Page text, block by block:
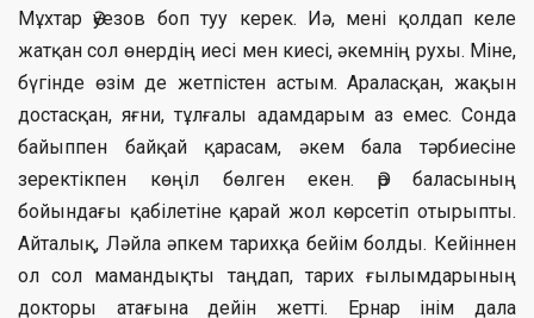
Мұхтар Әуезов боп туу керек. Иә, мені қолдап келе
жатқан сол өнердің иесі мен киесі, әкемнің рухы. Міне,
бүгінде өзім де жетпістен астым. Араласқан, жақын
достасқан, яғни, тұлғалы адамдарым аз емес. Сонда
байыппен байқай қарасам, әкем бала тәрбиесіне
зеректікпен көңіл бөлген екен. Әр баласының
бойындағы қабілетіне қарай жол көрсетіп отырыпты.
Айталық, Ләйла әпкем тарихқа бейім болды. Кейіннен
ол сол мамандықты таңдап, тарих ғылымдарының
докторы атағына дейін жетті. Ернар інім дала